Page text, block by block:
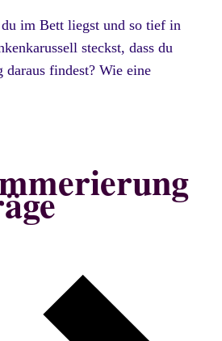
im Bett liegst und so tief in
steckst, dass du
daraus findest? Wie eine